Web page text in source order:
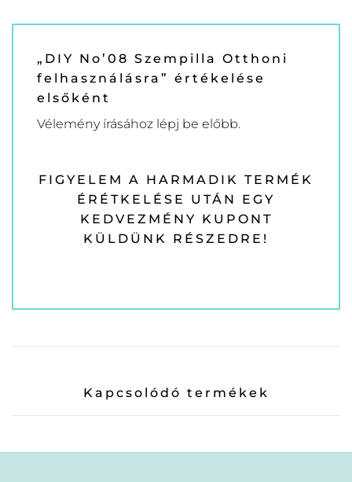
„DIY No’08 Szempilla Otthoni
felhasználásra” értékelése
elsőként
Vélemény írásához lépj be előbb.
FIGYELEM A HARMADIK TERMÉK
ÉRÉTKELÉSE UTÁN EGY
KEDVEZMÉNY KUPONT
KÜLDÜNK RÉSZEDRE!
Kapcsolódó termékek